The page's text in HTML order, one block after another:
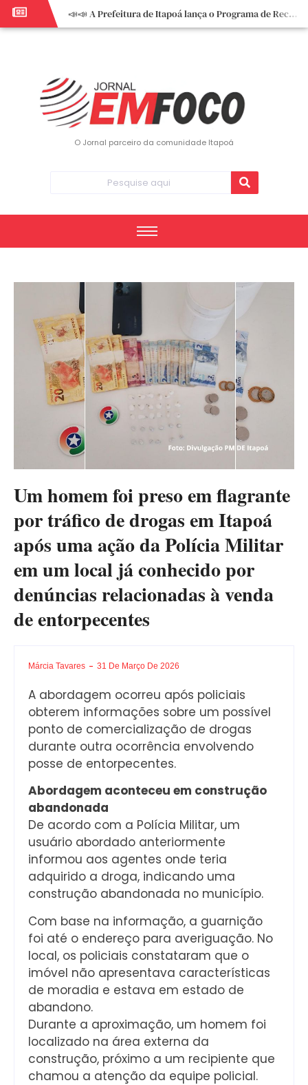
📣📣 A Prefeitura de Itapoá lança o Programa de Recuperação Fiscal (REFIS).
📢 Empreendedor do turismo, esta oportunidade é para você! Itapoá – SC.
O Jornal parceiro da comunidade Itapoá
Um homem foi preso em flagrante
por tráfico de drogas em Itapoá
após uma ação da Polícia Militar
em um local já conhecido por
denúncias relacionadas à venda
de entorpecentes
Márcia Tavares 31 De Março De 2026
A abordagem ocorreu após policiais
obterem informações sobre um possível
ponto de comercialização de drogas
durante outra ocorrência envolvendo
posse de entorpecentes.
Abordagem aconteceu em construção
abandonada
De acordo com a Polícia Militar, um
usuário abordado anteriormente
informou aos agentes onde teria
adquirido a droga, indicando uma
construção abandonada no município.
Com base na informação, a guarnição
foi até o endereço para averiguação. No
local, os policiais constataram que o
imóvel não apresentava características
de moradia e estava em estado de
abandono.
Durante a aproximação, um homem foi
localizado na área externa da
construção, próximo a um recipiente que
chamou a atenção da equipe policial.